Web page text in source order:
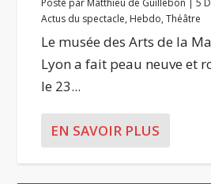
Actus du spectacle, Hebdo,Théâtre
Le musée des Arts de la
Lyon a fait peau neuve et
le 23...
EN SAVOIR PLUS